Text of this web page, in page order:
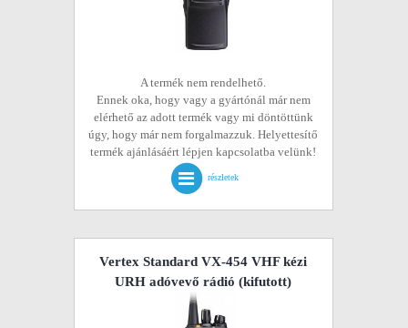
A termék nem rendelhető.
Ennek oka, hogy vagy a gyártónál már nem
elérhető az adott termék vagy mi döntöttünk
úgy, hogy már nem forgalmazzuk. Helyettesítő
termék ajánlásáért lépjen kapcsolatba velünk!
részletek
Vertex Standard VX-454 VHF kézi
URH adóvevő rádió (kifutott)